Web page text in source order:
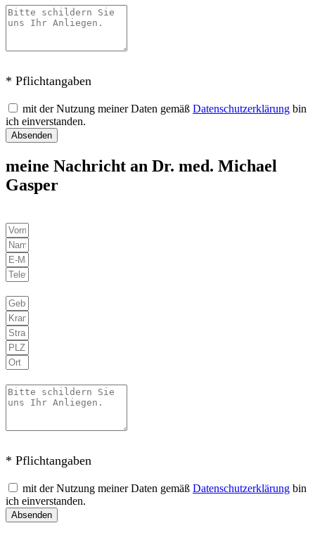
* Pflichtangaben
mit der Nutzung meiner Daten gemäß Datenschutzerklärung bin
ich einverstanden.
Absenden
meine Nachricht an Dr. med. Michael
Gasper
* Pflichtangaben
mit der Nutzung meiner Daten gemäß Datenschutzerklärung bin
ich einverstanden.
Absenden